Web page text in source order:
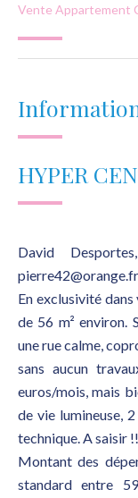
Vente Appartement
HYPER
David
En exclusivité
de 56 m² environ.
une rue calme,
sans aucun
euros/mois, mais
de vie lumineuse,
technique. A saisir
Montant des
standard entre